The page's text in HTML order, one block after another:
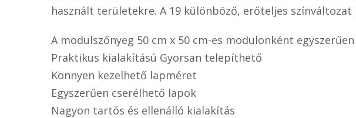
használt területekre. A 19 különböző, erőteljes
A modulszőnyeg 50 cm x 50 cm-es modulonként
Praktikus kialakítású Gyorsan telepíthető
Könnyen kezelhető lapméret
Egyszerűen cserélhető lapok
Nagyon tartós és ellenálló kialakítás